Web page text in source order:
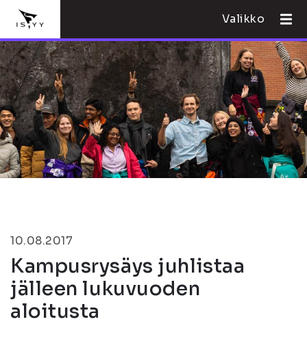
Valikko
10.08.2017
Kampusrysäys juhlistaa
jälleen lukuvuoden
aloitusta